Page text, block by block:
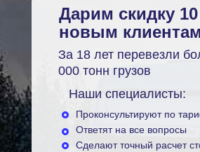
Дарим скидку
новым
Сделают точный расчет
За 18 лет перевезли
000 тонн грузов
Проконсультируют по
Ответят на все вопросы
Наши специалисты: